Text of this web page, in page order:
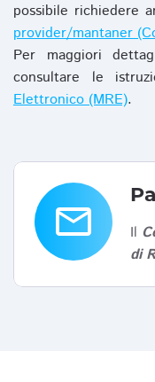
possibile richiedere
provider/mantaner
Per maggiori
consultare le
Elettronico (MRE).
email Il
di